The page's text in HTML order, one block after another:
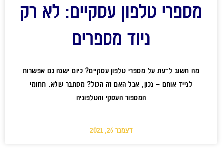
מספרי טלפון עסקיים: לא רק
ניוד מספרים
מה חשוב לדעת על מספרי טלפון עסקיים? כיום ישנה גם אפשרות
לנייד אותם – נכון, אבל האם זה הכול? מסתבר שלא. תחומי
המספור העסקי והטלפוניה
דצמבר 26, 2021